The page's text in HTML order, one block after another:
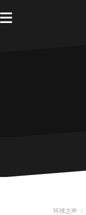
环球之声